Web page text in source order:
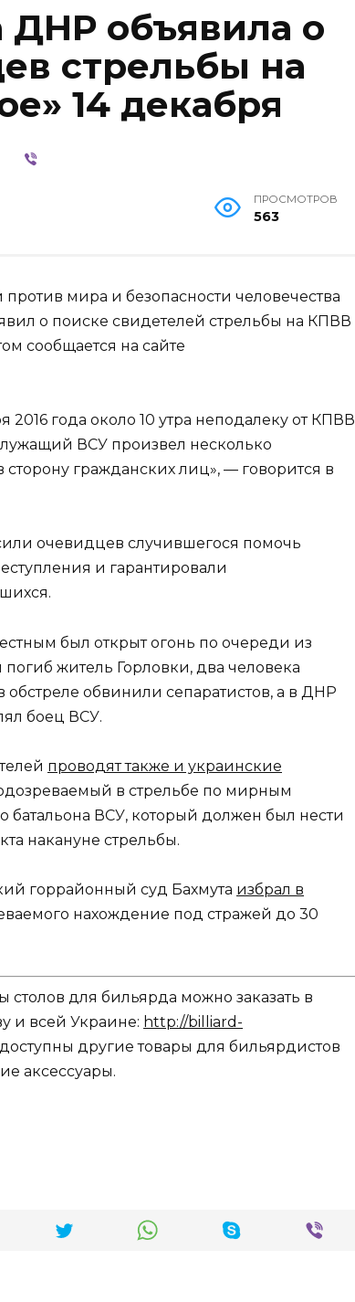
ДНР объявила о
стрельбы на
14 декабря
ПРОСМОТРОВ
563
мира и безопасности человечества
о поиске свидетелей стрельбы на КПВВ
сообщается на сайте
2016 года около 10 утра неподалеку от КПВВ
ВСУ произвел несколько
гражданских лиц», — говорится в
очевидцев случившегося помочь
и гарантировали
был открыт огонь по очереди из
житель Горловки, два человека
обвинили сепаратистов, а в ДНР
боец ВСУ.
проводят также и украинские
в стрельбе по мирным
батальона ВСУ, который должен был нести
накануне стрельбы.
горрайонный суд Бахмута избрал в
нахождение под стражей до 30
для бильярда можно заказать в
и всей Украине: http://billiard-
другие товары для бильярдистов
аксессуары.